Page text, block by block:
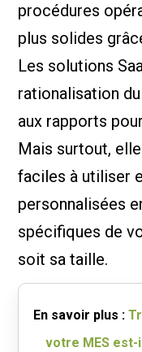
procédures
plus solides
Les solutions
rationalisation
aux rapports
Mais surtout,
faciles à utiliser
personnalisées
spécifiques de
soit sa taille.
En savoir plus :
votre MES